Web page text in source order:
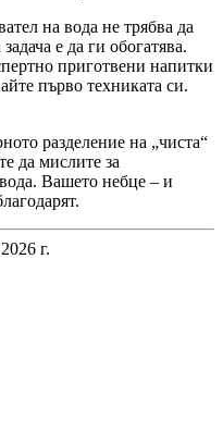
на вода не трябва да
е да ги обогатява.
приготвени напитки
първо техниката си.
разделение на „чиста“
да мислите за
Вашето небце – и
г.